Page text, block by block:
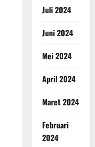
Juli 2024
Juni 2024
Mei 2024
April 2024
Maret 2024
Februari
2024